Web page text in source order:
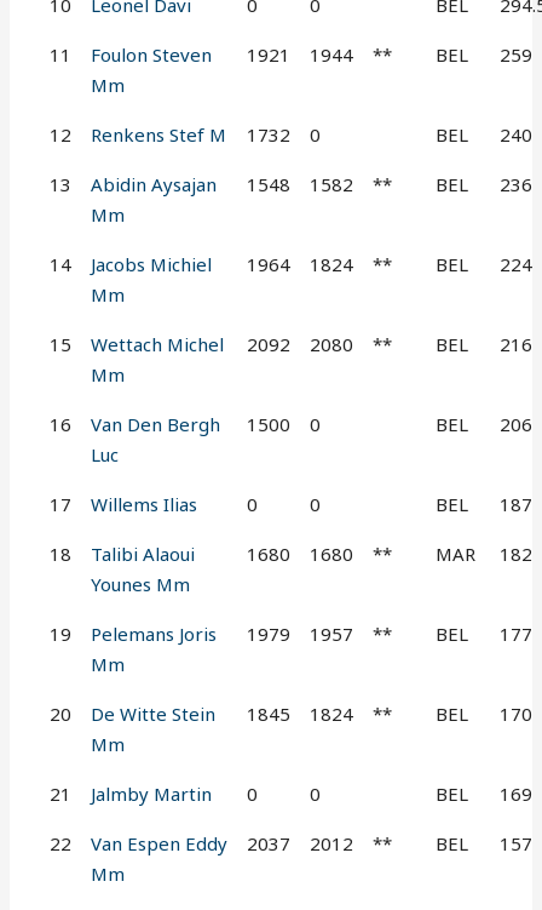
10 Leonel Davi 0 0 BEL
11
Foulon Steven
Mm
1921 1944 ** BEL 259
12 Renkens Stef M 1732 0 BEL 240
13
Abidin Aysajan
Mm
1548 1582 ** BEL 236
14
Jacobs Michiel
Mm
1964 1824 ** BEL 224
15
Wettach Michel
Mm
2092 2080 ** BEL 216
16
Van Den Bergh
Luc
1500 0 BEL 206
17 Willems Ilias 0 0 BEL 187
18
Talibi Alaoui
Younes Mm
1680 1680 ** MAR 182
19
Pelemans Joris
Mm
1979 1957 ** BEL 177
20
De Witte Stein
Mm
1845 1824 ** BEL 170
21 Jalmby Martin 0 0 BEL 169
22
Van Espen Eddy
Mm
2037 2012 ** BEL 157